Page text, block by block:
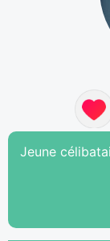
Jeune